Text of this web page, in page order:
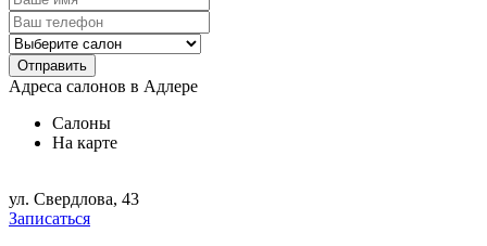
Отправить
Адреса салонов в Адлере
Салоны
На карте
ул. Свердлова, 43
Записаться